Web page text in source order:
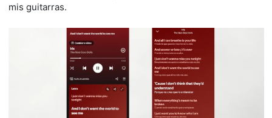
mis guitarras.